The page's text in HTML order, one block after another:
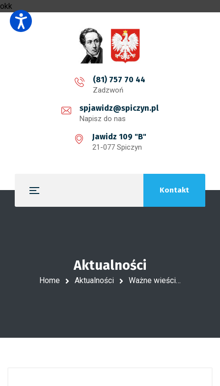
okk
(81) 757 70 44
Zadzwoń
spjawidz@spiczyn.pl
Napisz do nas
Jawidz 109 "B"
21-077 Spiczyn
Kontakt
Aktualności
Home Aktualności Ważne wieści…